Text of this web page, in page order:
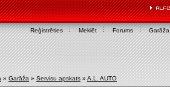
Reģistrēties Meklēt Forums Garāža
» Garāža » Servisu apskats »A.L. AUTO